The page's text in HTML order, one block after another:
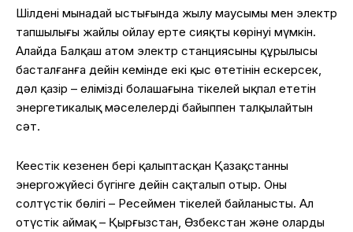
Шілденің мынадай ыстығында жылу маусымы мен электр
тапшылығы жайлы ойлау ерте сияқты көрінуі мүмкін.
Алайда Балқаш атом электр станциясының құрылысы
басталғанға дейін кемінде екі қыс өтетінін ескерсек,
дәл қазір – еліміздің болашағына тікелей ықпал ететін
энергетикалық мәселелерді байыппен талқылайтын
сәт.
Кеңестік кезеңнен бері қалыптасқан Қазақстанның
энергожүйесі бүгінге дейін сақталып отыр. Оның
солтүстік бөлігі – Ресеймен тікелей байланысты. Ал
оңтүстік аймақ– Қырғызстан, Өзбекстан және олардың